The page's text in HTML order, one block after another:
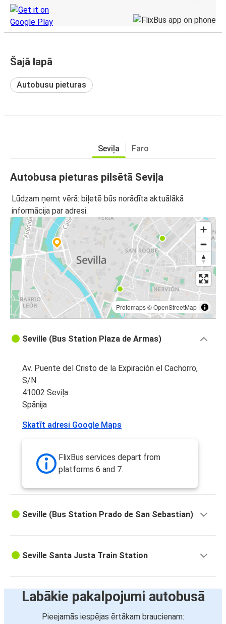
Šajā lapā
Autobusu pieturas
Seviļa Faro
Autobusa pieturas pilsētā Seviļa
Lūdzam ņemt vērā: biļetē būs norādīta aktuālākā
informācija par adresi.
Protomaps©OpenStreetMap
Seville (Bus Station Plaza de Armas)
Av. Puente del Cristo de la Expiración el Cachorro,
S/N
41002 Seviļa
Spānija
Skatīt adresi Google Maps
FlixBus services depart from
platforms 6 and 7.
Seville (Bus Station Prado de San Sebastian)
Seville Santa Justa Train Station
Labākie pakalpojumi autobusā
Pieejamās iespējas ērtākam braucienam: